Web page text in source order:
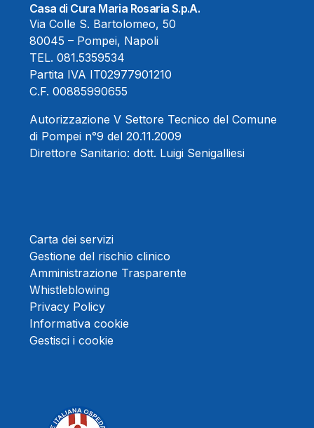
Casa di Cura Maria Rosaria S.p.A.
Via Colle S. Bartolomeo, 50
80045 – Pompei, Napoli
TEL. 081.5359534
Partita IVA IT02977901210
C.F. 00885990655
Autorizzazione V Settore Tecnico del Comune
di Pompei n°9 del 20.11.2009
Direttore Sanitario: dott. Luigi Senigalliesi
Carta dei servizi
Gestione del rischio clinico
Amministrazione Trasparente
Whistleblowing
Privacy Policy
Informativa cookie
Gestisci i cookie